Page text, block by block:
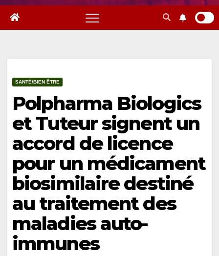
SANTÉ/BIEN ÊTRE
Polpharma Biologics
et Tuteur signent un
accord de licence
pour un médicament
biosimilaire destiné
au traitement des
maladies auto-
immunes